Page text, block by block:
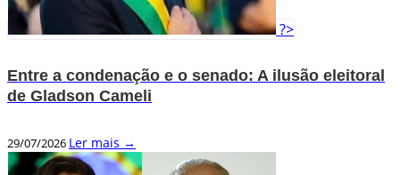
?>
Entre a condenação e o senado: A ilusão eleitoral
de Gladson Cameli
29/07/2026 Ler mais →